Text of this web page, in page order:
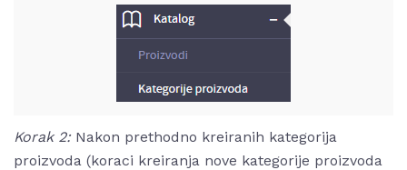
Korak 2: Nakon prethodno kreiranih kategorija
proizvoda (koraci kreiranja nove kategorije proizvoda